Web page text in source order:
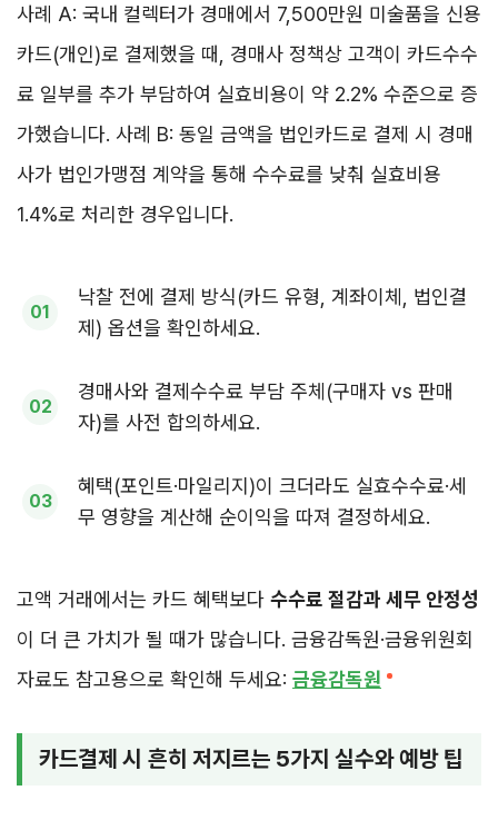
사례 A: 국내 컬렉터가 경매에서 7,500만원 미술품을 신용
카드(개인)로 결제했을 때, 경매사 정책상 고객이 카드수수
료 일부를 추가 부담하여 실효비용이 약 2.2% 수준으로 증
가했습니다. 사례 B: 동일 금액을 법인카드로 결제 시 경매
사가 법인가맹점 계약을 통해 수수료를 낮춰 실효비용
1.4%로 처리한 경우입니다.
낙찰 전에 결제 방식(카드 유형, 계좌이체, 법인결
제) 옵션을 확인하세요.
경매사와 결제수수료 부담 주체(구매자 vs 판매
자)를 사전 합의하세요.
혜택(포인트·마일리지)이 크더라도 실효수수료·세
무 영향을 계산해 순이익을 따져 결정하세요.
고액 거래에서는 카드 혜택보다 수수료 절감과 세무 안정성
이 더 큰 가치가 될 때가 많습니다. 금융감독원·금융위원회
자료도 참고용으로 확인해 두세요: 금융감독원
카드결제 시 흔히 저지르는 5가지 실수와 예방 팁